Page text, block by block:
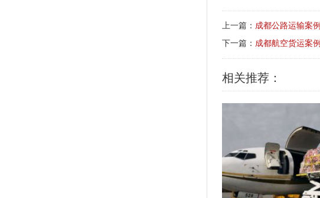
上一篇： 成都公路运输案例
下一篇： 成都航空货运案例
相关推荐：